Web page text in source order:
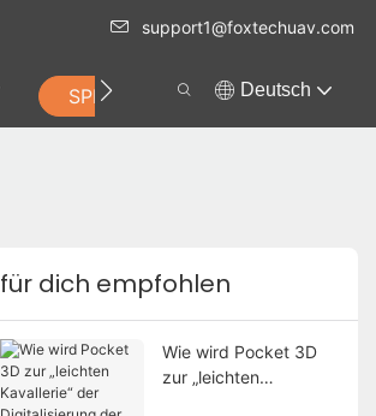
support1@foxtechuav.com
SPEICHERN Deutsch
für dich empfohlen
Wie wird Pocket 3D
zur „leichten